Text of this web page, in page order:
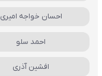
احسان خواجه امیری
احمد سلو
افشین آذری